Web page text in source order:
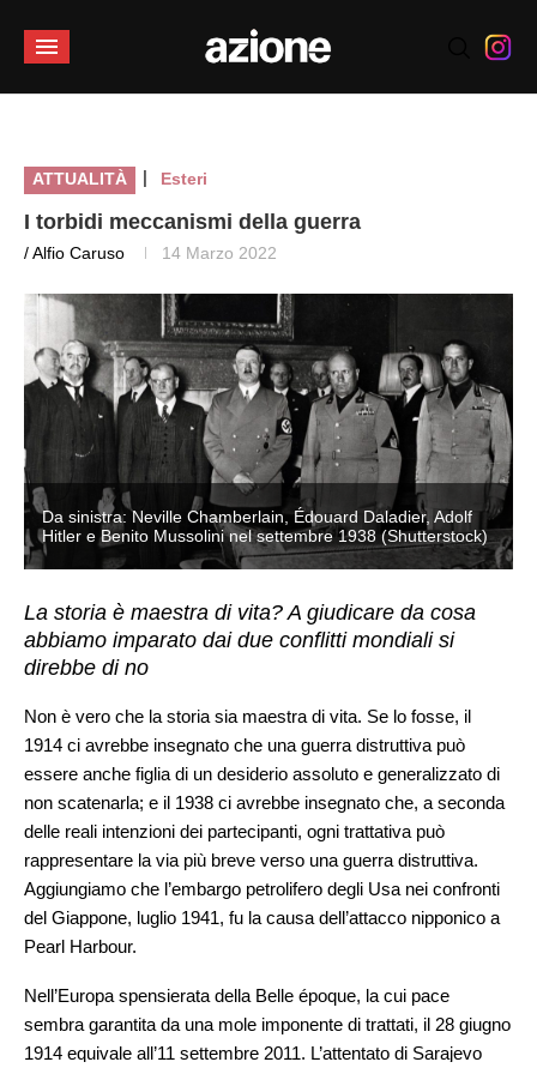
ATTUALITÀ | Esteri
I torbidi meccanismi della guerra
/ Alfio Caruso 14 Marzo 2022
Da sinistra: Neville Chamberlain, Édouard Daladier, Adolf
Hitler e Benito Mussolini nel settembre 1938 (Shutterstock)
La storia è maestra di vita? A giudicare da cosa
abbiamo imparato dai due conflitti mondiali si
direbbe di no
Non è vero che la storia sia maestra di vita. Se lo fosse, il
1914 ci avrebbe insegnato che una guerra distruttiva può
essere anche figlia di un desiderio assoluto e generalizzato di
non scatenarla; e il 1938 ci avrebbe insegnato che, a seconda
delle reali intenzioni dei partecipanti, ogni trattativa può
rappresentare la via più breve verso una guerra distruttiva.
Aggiungiamo che l’embargo petrolifero degli Usa nei confronti
del Giappone, luglio 1941, fu la causa dell’attacco nipponico a
Pearl Harbour.
Nell’Europa spensierata della Belle époque, la cui pace
sembra garantita da una mole imponente di trattati, il 28 giugno
1914 equivale all’11 settembre 2011. L’attentato di Sarajevo